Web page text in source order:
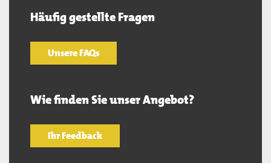
Häufig gestellte Fragen
Unsere FAQs
Wie finden Sie unser Angebot?
Ihr Feedback